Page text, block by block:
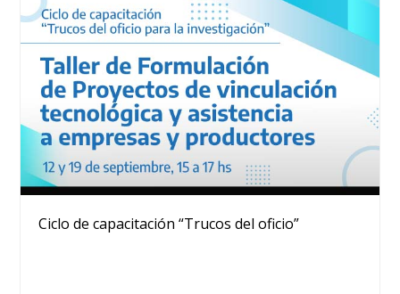
Ciclo de capacitación “Trucos del oficio”